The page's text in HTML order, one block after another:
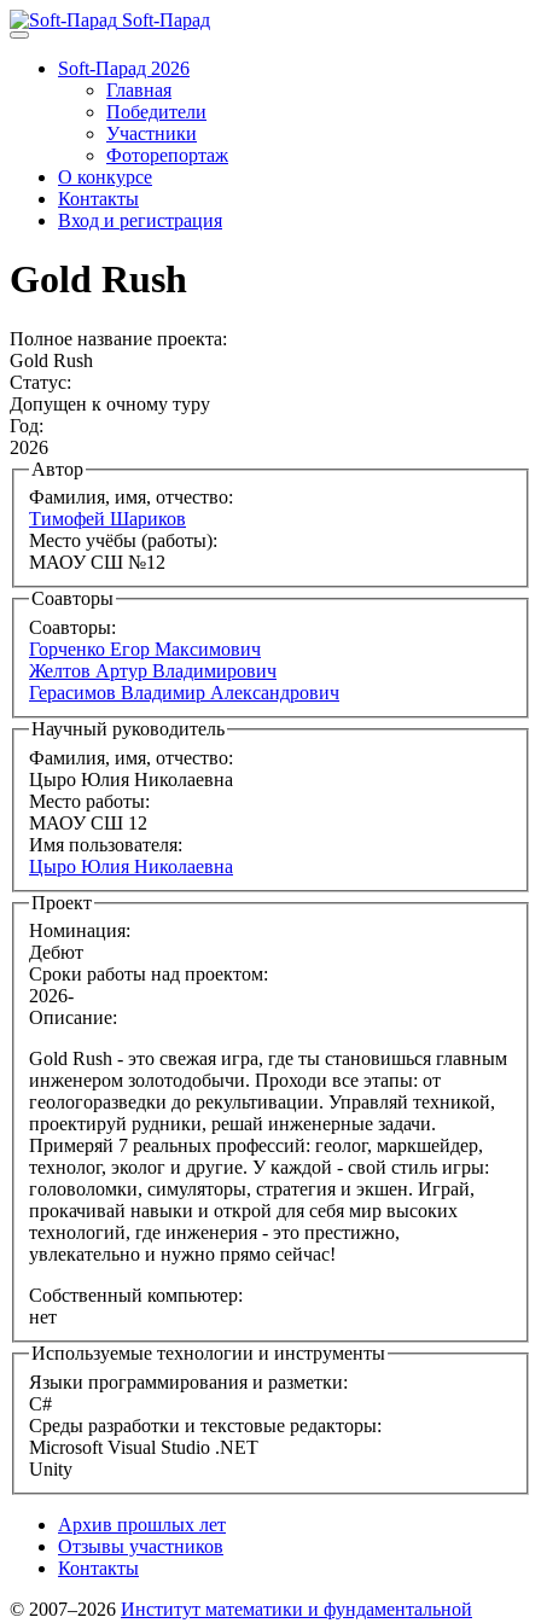
Soft-Парад
Soft-Парад 2026
Главная
Победители
Участники
Фоторепортаж
О конкурсе
Контакты
Вход и регистрация
Gold Rush
Полное название проекта:
Gold Rush
Статус:
Допущен к очному туру
Год:
2026
Автор
Фамилия, имя, отчество:
Тимофей Шариков
Место учёбы (работы):
МАОУ СШ №12
Соавторы
Соавторы:
Горченко Егор Максимович
Желтов Артур Владимирович
Герасимов Владимир Александрович
Научный руководитель
Фамилия, имя, отчество:
Цыро Юлия Николаевна
Место работы:
МАОУ СШ 12
Имя пользователя:
Цыро Юлия Николаевна
Проект
Номинация:
Дебют
Сроки работы над проектом:
2026-
Описание:
Gold Rush - это свежая игра, где ты становишься главным
инженером золотодобычи. Проходи все этапы: от
геологоразведки до рекультивации. Управляй техникой,
проектируй рудники, решай инженерные задачи.
Примеряй 7 реальных профессий: геолог, маркшейдер,
технолог, эколог и другие. У каждой - свой стиль игры:
головоломки, симуляторы, стратегия и экшен. Играй,
прокачивай навыки и открой для себя мир высоких
технологий, где инженерия - это престижно,
увлекательно и нужно прямо сейчас!
Собственный компьютер:
нет
Используемые технологии и инструменты
Языки программирования и разметки:
C#
Среды разработки и текстовые редакторы:
Microsoft Visual Studio .NET
Unity
Архив прошлых лет
Отзывы участников
Контакты
© 2007–2026 Институт математики и фундаментальной